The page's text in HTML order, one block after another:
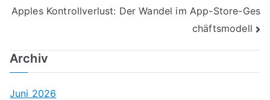
Apples Kontrollverlust: Der Wandel im App-Store-Ges
chäftsmodell
Archiv
Juni 2026